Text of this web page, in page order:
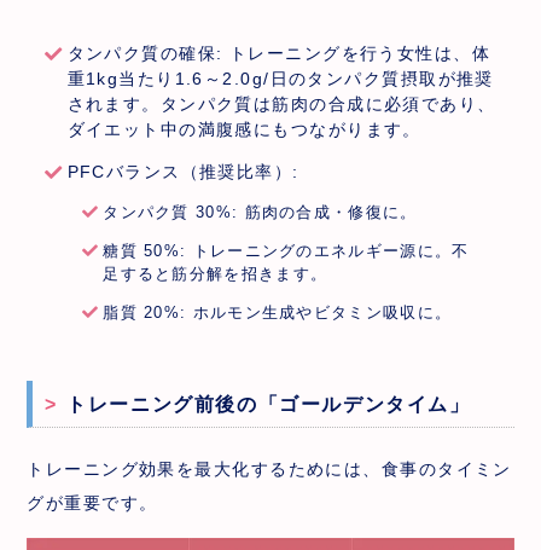
タンパク質の確保: トレーニングを行う女性は、体
重1kg当たり1.6～2.0g/日のタンパク質摂取が推奨
されます。タンパク質は筋肉の合成に必須であり、
ダイエット中の満腹感にもつながります。
PFCバランス（推奨比率）:
タンパク質 30%: 筋肉の合成・修復に。
糖質 50%: トレーニングのエネルギー源に。不
足すると筋分解を招きます。
脂質 20%: ホルモン生成やビタミン吸収に。
トレーニング前後の「ゴールデンタイム」
トレーニング効果を最大化するためには、食事のタイミン
グが重要です。